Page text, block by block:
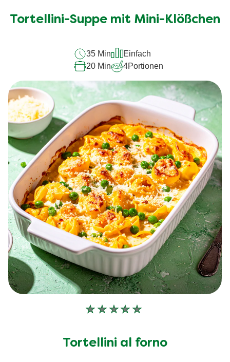
für
recipe
abgegeben
Tortellini-Suppe mit Mini-Klößchen
35 Min
Einfach
20 Min
4Portionen
Keine
für
Tortellini al forno